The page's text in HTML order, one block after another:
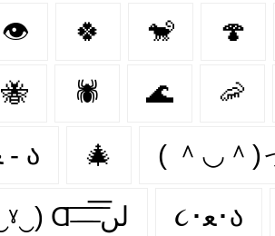
👁 🍀 🐒 🍄
🐝 🕷 🌊 🦐
૮ • ﻌ - ა 🎄 ( ＾◡＾
(‿ˠ‿) Ɑ͞ ̶͞ ̶͞ ̶͞ لں͞ ૮･ﻌ･ა